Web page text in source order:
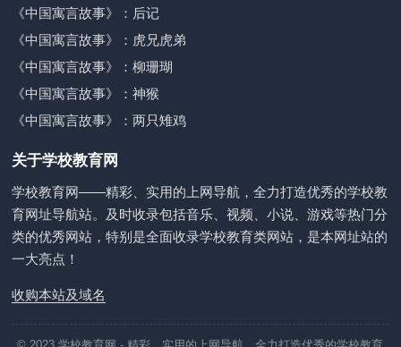
《中国寓言故事》：后记
《中国寓言故事》：虎兄虎弟
《中国寓言故事》：柳珊瑚
《中国寓言故事》：神猴
《中国寓言故事》：两只雉鸡
关于学校教育网
学校教育网——精彩、实用的上网导航，全力打造优秀的学校教
育网址导航站。及时收录包括音乐、视频、小说、游戏等热门分
类的优秀网站，特别是全面收录学校教育类网站，是本网址站的
一大亮点！
收购本站及域名